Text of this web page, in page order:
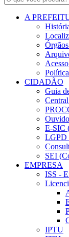
A
CIDADÃO
Guia
E-SIC
LGPD
SEI
EMPRESA
ISS -
IPTU